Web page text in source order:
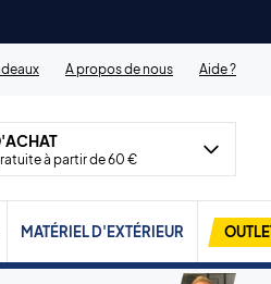
A propos de nous Aide ?
à partir de 60 €
MATÉRIEL D'EXTÉRIEUR